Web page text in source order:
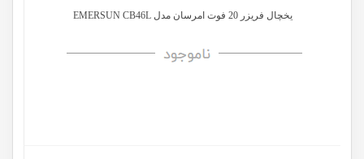
یخچال فریزر 20 فوت امرسان مدل EMERSUN CB46L